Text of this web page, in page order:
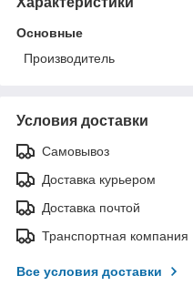
Основные
Производитель
Условия доставки
Самовывоз
Доставка курьером
Доставка почтой
Транспортная компания
Все условия доставки